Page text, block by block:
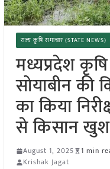
राज्य कृषि समाचार (STATE NEWS)
मध्यप्रदेश
सोयाबीन की
का किया
से किसान खुश
August 1, 2025 1 min
Krishak Jagat